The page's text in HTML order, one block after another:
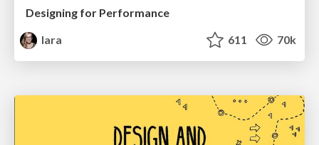
Designing for Performance
lara
611 70k